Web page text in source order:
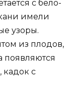
с бело-
имели
узоры.
из плодов,
появляются
кадок с